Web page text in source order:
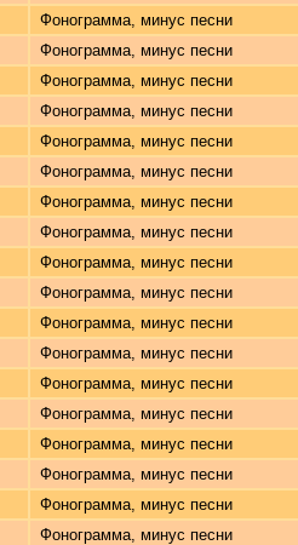
Фонограмма, минус песни
Фонограмма, минус песни
Фонограмма, минус песни
Фонограмма, минус песни
Фонограмма, минус песни
Фонограмма, минус песни
Фонограмма, минус песни
Фонограмма, минус песни
Фонограмма, минус песни
Фонограмма, минус песни
Фонограмма, минус песни
Фонограмма, минус песни
Фонограмма, минус песни
Фонограмма, минус песни
Фонограмма, минус песни
Фонограмма, минус песни
Фонограмма, минус песни
Фонограмма, минус песни